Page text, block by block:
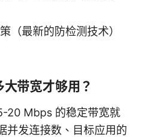
（最新的防检测技术）
带宽才够用？
20 Mbps 的稳定带宽就
并发连接数、目标应用的